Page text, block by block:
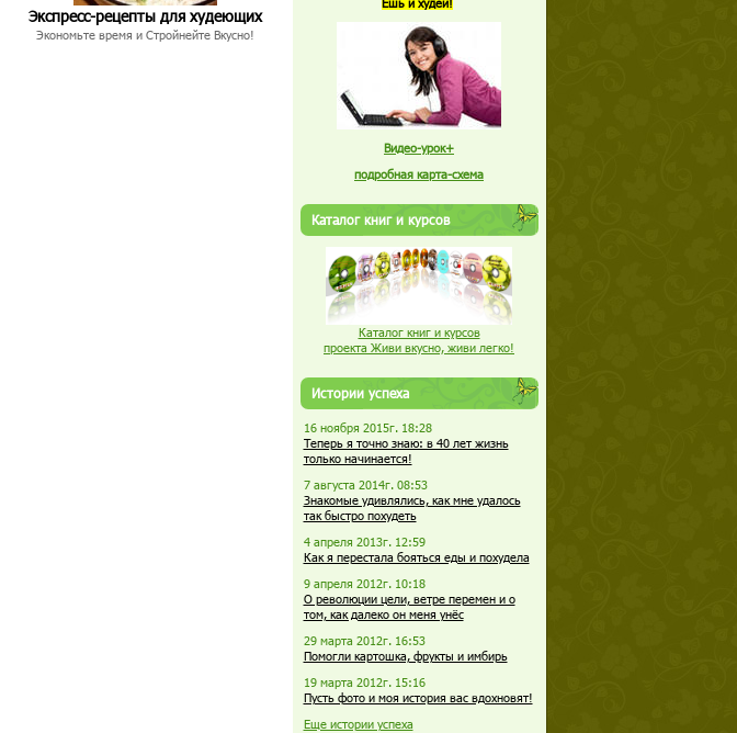
Экспресс-рецепты для худеющих
Экономьте время и Стройнейте Вкусно!
Видео-урок+
подробная карта-схема
Каталог книг и курсов
Каталог книг и курсов
проекта Живи вкусно, живи легко!
Истории успеха
16 ноября 2015г. 18:28
Теперь я точно знаю: в 40 лет жизнь
только начинается!
7 августа 2014г. 08:53
Знакомые удивлялись, как мне удалось
так быстро похудеть
4 апреля 2013г. 12:59
Как я перестала бояться еды и похудела
9 апреля 2012г. 10:18
О революции цели, ветре перемен и о
том, как далеко он меня унёс
29 марта 2012г. 16:53
Помогли картошка, фрукты и имбирь
19 марта 2012г. 15:16
Пусть фото и моя история вас вдохновят!
Еще истории успеха